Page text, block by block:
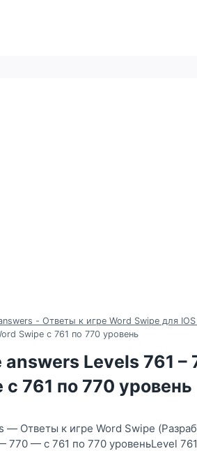
- Ответы к игре Word Swipe для
Swipe с 761 по 770 уровень
Levels 761 –
с 761 по 770 уровень
— Ответы к игре Word Swipe
— с 761 по 770 уровеньLevel 761